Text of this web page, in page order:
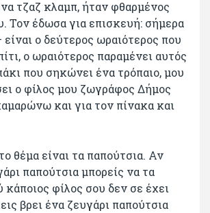
τζαζ κλαμπ, ήταν φθαρμένος
Τον έδωσα για επισκευή: σήμερα
είναι ο δεύτερος ωραιότερος που
ο ωραιότερος παραμένει αυτός
που σηκώνει ένα τρόπαιο, μου
ο φίλος μου ζωγράφος Δήμος
και για τον πίνακα και
θέμα είναι τα παπούτσια. Αν
παπούτσια μπορείς να τα
κάποιος φίλος σου δεν σε έχει
βρει ένα ζευγάρι παπούτσια